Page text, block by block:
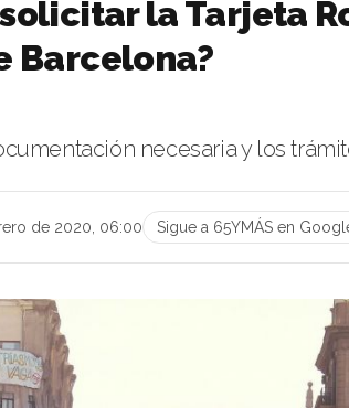
la Tarjeta
Barcelona?
necesaria y los
de 2020, 06:00 Sigue a 65YMÁS en